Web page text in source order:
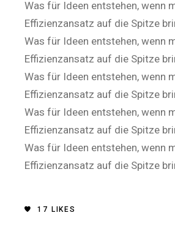
Was für Ideen entstehen, wenn
Effizienzansatz auf die Spitze
Was für Ideen entstehen, wenn
Effizienzansatz auf die Spitze
Was für Ideen entstehen, wenn
Effizienzansatz auf die Spitze
Was für Ideen entstehen, wenn
Effizienzansatz auf die Spitze
Was für Ideen entstehen, wenn
Effizienzansatz auf die Spitze
17 LIKES